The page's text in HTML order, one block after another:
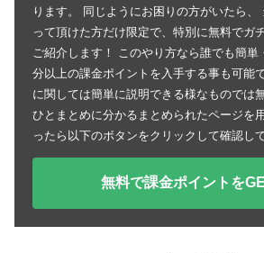
ります。 同じようにお困りの方がいたら、
って頂けた方だけ限定で、特別に無料でガ
ご紹介します！ このやり方なら誰でも簡単
分以上の課金ポイントを入手する事も可能
に関しては簡単に説明できる様なものでは
ひとまとめに分かるまとめられたページを
ったら以下のボタンをクリックして確認し
無料で課金ポイントを